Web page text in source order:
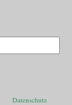
Datenschutz